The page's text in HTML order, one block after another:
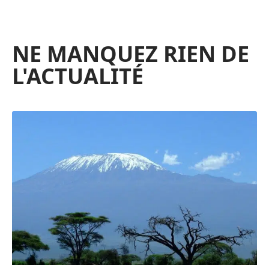
NE MANQUEZ RIEN DE
L'ACTUALITÉ